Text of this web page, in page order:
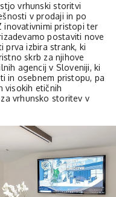
vrhunski storitvi
v prodaji in po
inovativnimi pristopi ter
postaviti nove
prva izbira strank, ki
skrb za njihove
agencij v Sloveniji, ki
in osebnem pristopu, pa
visokih etičnih
vrhunsko storitev v